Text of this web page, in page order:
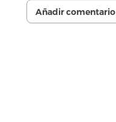
Añadir comentario